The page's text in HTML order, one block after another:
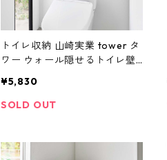
トイレ収納 山崎実業 tower タ
ワー ウォール隠せるトイレ壁
68 ホワイト
¥5,830
SOLD OUT